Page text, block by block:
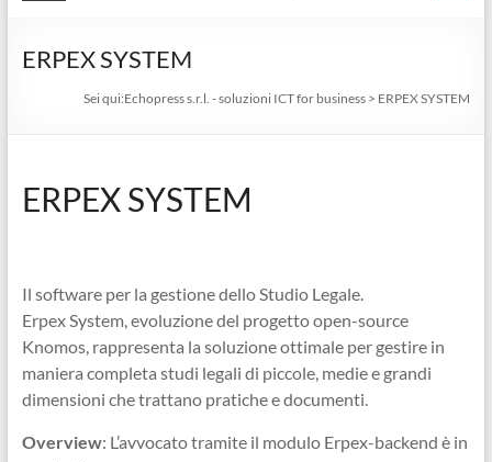
–
soluzioni
for
business
per
passione
ERPEX SYSTEM
Sei qui:Echopress s.r.l. - soluzioni ICT for business > ERPEX SYSTEM
ERPEX SYSTEM
Il software per la gestione dello Studio Legale.
Erpex System, evoluzione del progetto open-source
Knomos, rappresenta la soluzione ottimale per gestire in
maniera completa studi legali di piccole, medie e grandi
dimensioni che trattano pratiche e documenti.
Overview: L’avvocato tramite il modulo Erpex-backend è in